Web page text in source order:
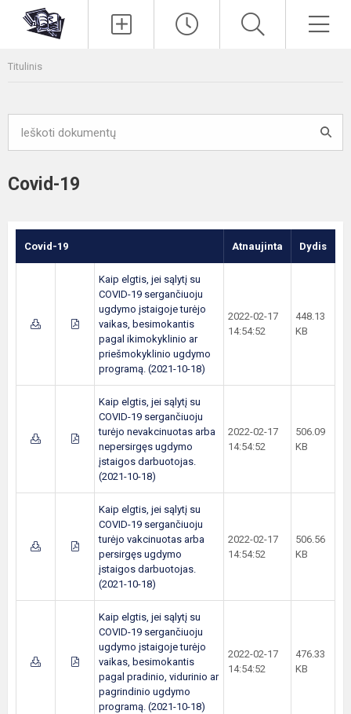
Titulinis
Covid-19
Covid-19 Atnaujinta Dydis
Kaip elgtis, jei sąlytį su
COVID-19 sergančiuoju
ugdymo įstaigoje turėjo
vaikas, besimokantis
pagal ikimokyklinio ar
priešmokyklinio ugdymo
programą. (2021-10-18)
2022-02-17
14:54:52
448.13
KB
Kaip elgtis, jei sąlytį su
COVID-19 sergančiuoju
turėjo nevakcinuotas arba
nepersirgęs ugdymo
įstaigos darbuotojas.
(2021-10-18)
2022-02-17
14:54:52
506.09
KB
Kaip elgtis, jei sąlytį su
COVID-19 sergančiuoju
turėjo vakcinuotas arba
persirgęs ugdymo
įstaigos darbuotojas.
(2021-10-18)
2022-02-17
14:54:52
506.56
KB
Kaip elgtis, jei sąlytį su
COVID-19 sergančiuoju
ugdymo įstaigoje turėjo
vaikas, besimokantis
pagal pradinio, vidurinio ar
pagrindinio ugdymo
programą. (2021-10-18)
2022-02-17
14:54:52
476.33
KB